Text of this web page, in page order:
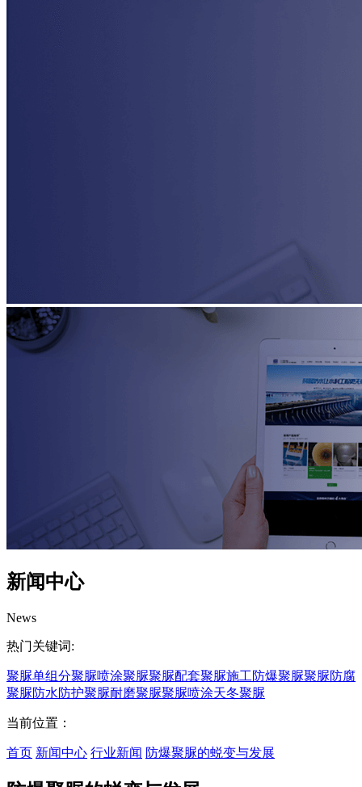
新闻中心
News
热门关键词:
聚脲单组分聚脲喷涂聚脲聚脲配套聚脲施工防爆聚脲聚脲防腐
聚脲防水防护聚脲耐磨聚脲聚脲喷涂天冬聚脲
当前位置：
首页 新闻中心 行业新闻 防爆聚脲的蜕变与发展